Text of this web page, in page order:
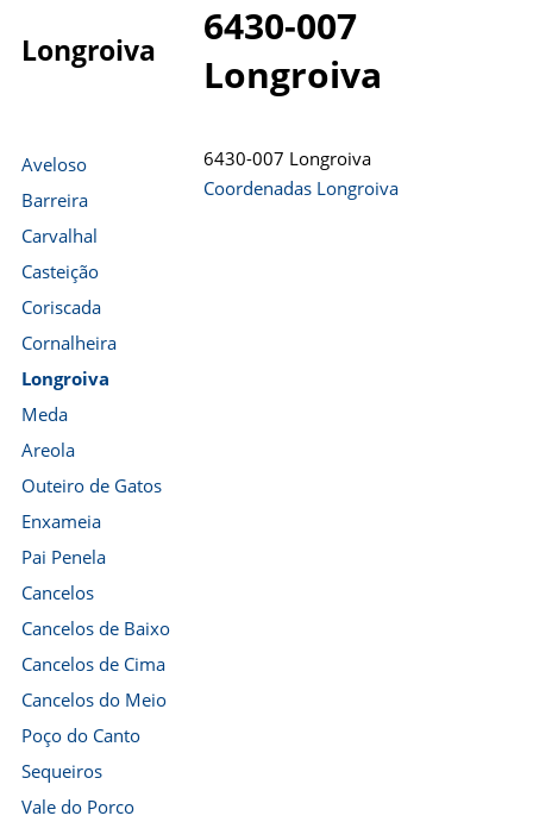
Longroiva
6430-007
Longroiva
Aveloso
Barreira
Carvalhal
Casteição
Coriscada
Cornalheira
Longroiva
Meda
Areola
Outeiro de Gatos
Enxameia
Pai Penela
Cancelos
Cancelos de Baixo
Cancelos de Cima
Cancelos do Meio
Poço do Canto
Sequeiros
Vale do Porco
6430-007 Longroiva
Coordenadas Longroiva